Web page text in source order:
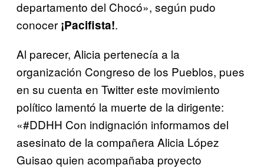
departamento del Chocó», según pudo
conocer ¡Pacifista!.
Al parecer, Alicia pertenecía a la
organización Congreso de los Pueblos, pues
en su cuenta en Twitter este movimiento
político lamentó la muerte de la dirigente:
«#DDHH Con indignación informamos del
asesinato de la compañera Alicia López
Guisao quien acompañaba proyecto